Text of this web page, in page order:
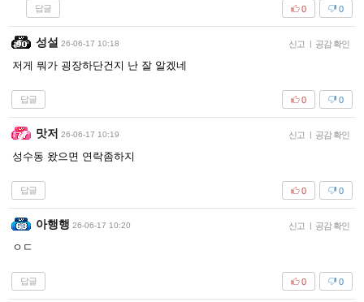
답글 0
0
성설 26-06-17 10:18 신고 | 공감 확인
저게 뭐가 굉장하단건지 난 잘 알겠네
답글 0
0
맛저 26-06-17 10:19 신고 | 공감 확인
성수동 왔으면 연락좀하지
답글 0
0
아행행 26-06-17 10:20 신고 | 공감 확인
ㅇㄷ
답글 0
0